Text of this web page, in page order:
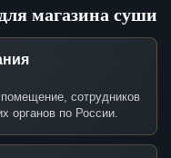
магазина суши
сотрудников
органов по России.